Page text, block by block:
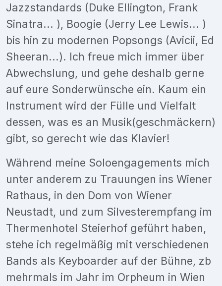
Jazzstandards (Duke Ellington, Frank
Sinatra... ), Boogie (Jerry Lee Lewis... )
bis hin zu modernen Popsongs (Avicii, Ed
Sheeran...). Ich freue mich immer über
Abwechslung, und gehe deshalb gerne
auf eure Sonderwünsche ein. Kaum ein
Instrument wird der Fülle und Vielfalt
dessen, was es an Musik(geschmäckern)
gibt, so gerecht wie das Klavier!
Während meine Soloengagements mich
unter anderem zu Trauungen ins Wiener
Rathaus, in den Dom von Wiener
Neustadt, und zum Silvesterempfang im
Thermenhotel Steierhof geführt haben,
stehe ich regelmäßig mit verschiedenen
Bands als Keyboarder auf der Bühne, zb
mehrmals im Jahr im Orpheum in Wien